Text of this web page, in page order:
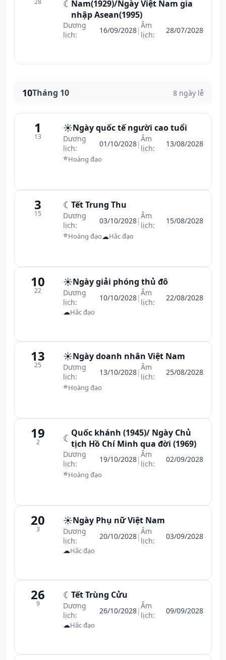
28 ☾ Nam(1929)/Ngày Việt Nam gia
nhập Asean(1995)
Dương
lịch:
16/09/2028|Âm
lịch:
28/07/2028
10Tháng 10 8 ngày lễ
1
13
☀️Ngày quốc tế người cao tuổi
Dương
lịch:
01/10/2028|Âm
lịch:
13/08/2028
⭐Hoàng đạo
3
15
☾ Tết Trung Thu
Dương
lịch:
03/10/2028|Âm
lịch:
15/08/2028
⭐Hoàng đạo☁Hắc đạo
10
22
☀️Ngày giải phóng thủ đô
Dương
lịch:
10/10/2028|Âm
lịch:
22/08/2028
☁Hắc đạo
13
25
☀️Ngày doanh nhân Việt Nam
Dương
lịch:
13/10/2028|Âm
lịch:
25/08/2028
⭐Hoàng đạo
19
2 ☾ Quốc khánh (1945)/ Ngày Chủ
tịch Hồ Chí Minh qua đời (1969)
Dương
lịch:
19/10/2028|Âm
lịch:
02/09/2028
⭐Hoàng đạo
20
3
☀️Ngày Phụ nữ Việt Nam
Dương
lịch:
20/10/2028|Âm
lịch:
03/09/2028
☁Hắc đạo
26
9
☾ Tết Trùng Cửu
Dương
lịch:
26/10/2028|Âm
lịch:
09/09/2028
☁Hắc đạo